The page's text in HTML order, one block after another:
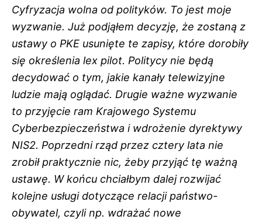
Cyfryzacja wolna od polityków. To jest moje
wyzwanie. Już podjąłem decyzję, że zostaną z
ustawy o PKE usunięte te zapisy, które dorobiły
się określenia lex pilot. Politycy nie będą
decydować o tym, jakie kanały telewizyjne
ludzie mają oglądać. Drugie ważne wyzwanie
to przyjęcie ram Krajowego Systemu
Cyberbezpieczeństwa i wdrożenie dyrektywy
NIS2. Poprzedni rząd przez cztery lata nie
zrobił praktycznie nic, żeby przyjąć tę ważną
ustawę. W końcu chciałbym dalej rozwijać
kolejne usługi dotyczące relacji państwo-
obywatel, czyli np. wdrażać nowe